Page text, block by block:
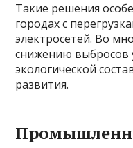
Такие решения
городах с
электросетей. Во
снижению
экологической
развития.